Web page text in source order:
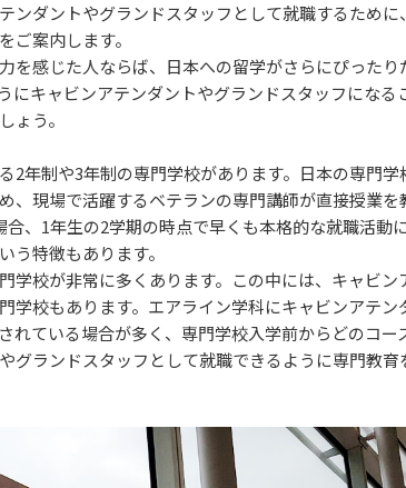
ンダントやグランドスタッフとして就職するために
ご案内します。
を感じた人ならば、日本への留学がさらにぴったり
にキャビンアテンダントやグランドスタッフになる
ょう。
2年制や3年制の専門学校があります。日本の専門学
、現場で活躍するベテランの専門講師が直接授業を
、1年生の2学期の時点で早くも本格的な就職活動
う特徴もあります。
学校が非常に多くあります。この中には、キャビン
学校もあります。エアライン学科にキャビンアテン
れている場合が多く、専門学校入学前からどのコー
グランドスタッフとして就職できるように専門教育